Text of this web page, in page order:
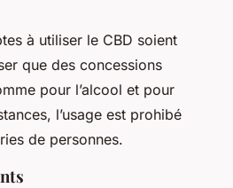
à utiliser le CBD soient
que des concessions
pour l’alcool et pour
l’usage est prohibé
de personnes.